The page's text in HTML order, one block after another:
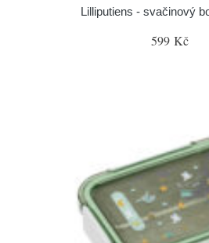
Lilliputiens - svačinový
599 Kč